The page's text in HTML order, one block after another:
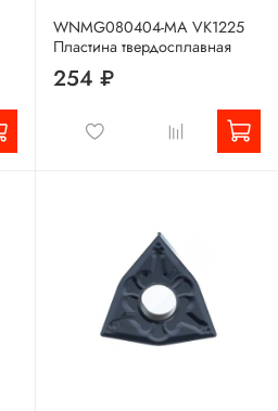
WNMG080404-MA VK1225
Пластина твердосплавная
254 ₽